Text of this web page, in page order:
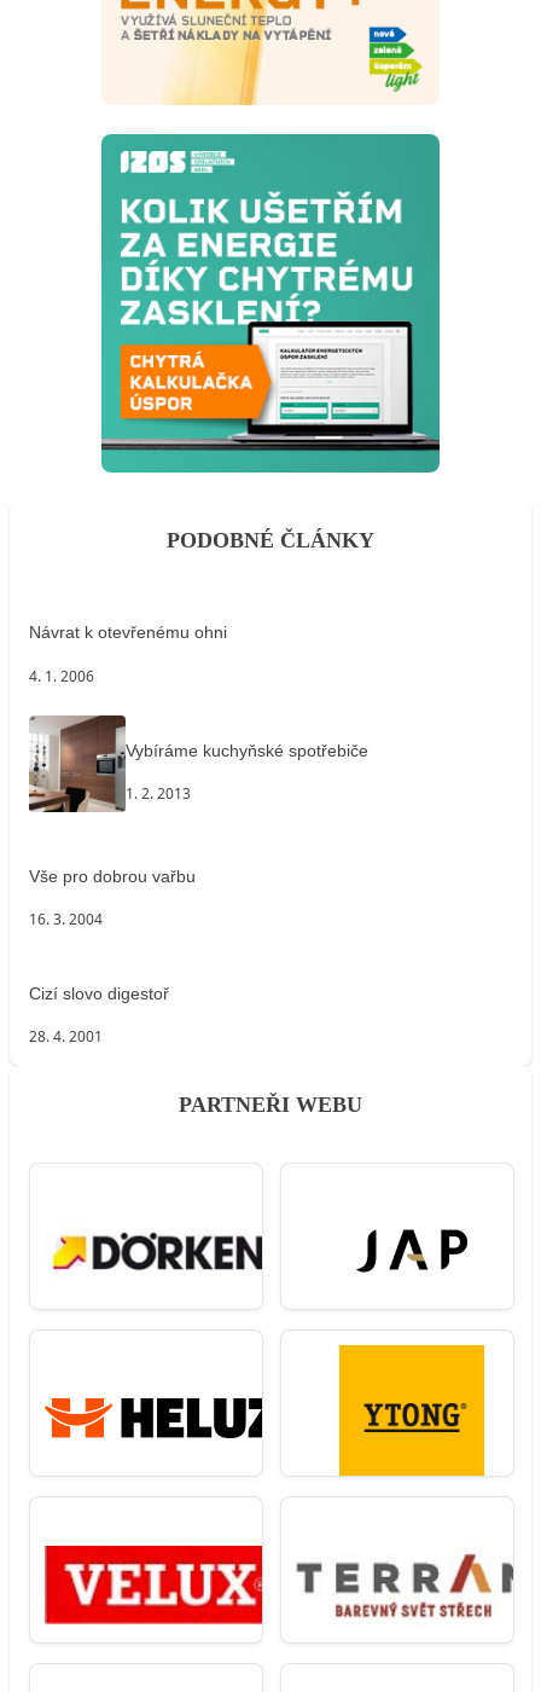
PODOBNÉ ČLÁNKY
Návrat k otevřenému ohni
4. 1. 2006
Vybíráme kuchyňské spotřebiče
1. 2. 2013
Vše pro dobrou vařbu
16. 3. 2004
Cizí slovo digestoř
28. 4. 2001
PARTNEŘI WEBU